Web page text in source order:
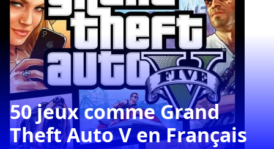
50 jeux comme Grand
Theft Auto V en Français